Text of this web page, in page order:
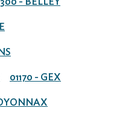
01170 - GEX